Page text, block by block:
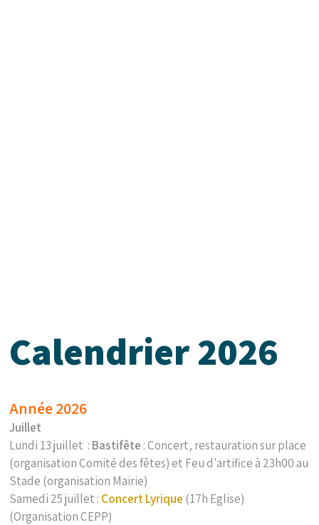
Calendrier 2026
Année 2026
Juillet
Lundi 13 juillet : Bastifête : Concert, restauration sur place
(organisation Comité des fêtes) et Feu d'artifice à 23h00 au
Stade (organisation Mairie)
Samedi 25 juillet : Concert Lyrique (17h Eglise)
(Organisation CEPP)